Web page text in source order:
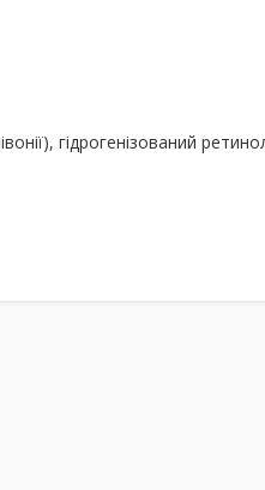
гідрогенізований